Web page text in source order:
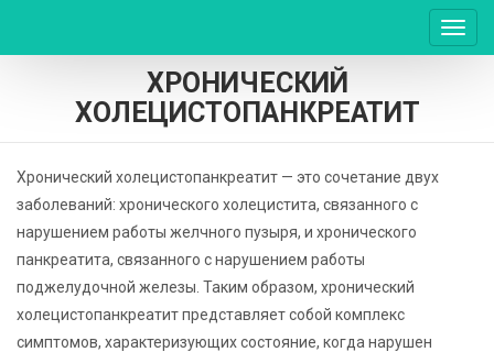
ХРОНИЧЕСКИЙ
ХОЛЕЦИСТОПАНКРЕАТИТ
Хронический холецистопанкреатит — это сочетание двух
заболеваний: хронического холецистита, связанного с
нарушением работы желчного пузыря, и хронического
панкреатита, связанного с нарушением работы
поджелудочной железы. Таким образом, хронический
холецистопанкреатит представляет собой комплекс
симптомов, характеризующих состояние, когда нарушен